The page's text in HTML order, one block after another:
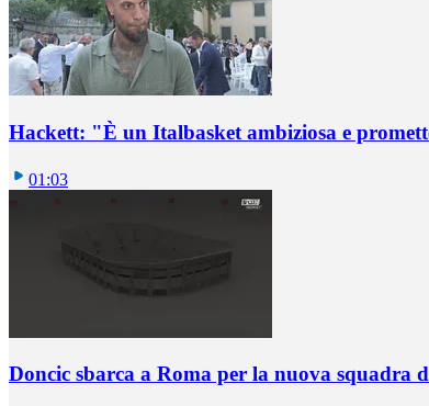
Hackett: "È un Italbasket ambiziosa e
01:03
Doncic sbarca a Roma per la nuova squadra